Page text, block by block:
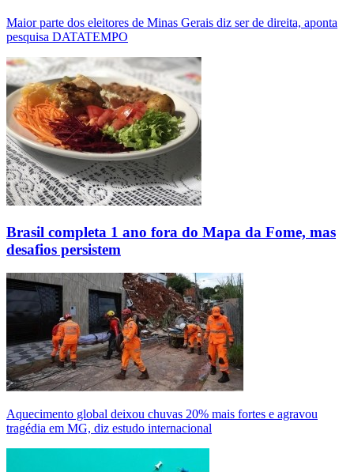
Maior parte dos eleitores de Minas Gerais diz ser de direita, aponta
pesquisa DATATEMPO
Brasil completa 1 ano fora do Mapa da Fome, mas
desafios persistem
Aquecimento global deixou chuvas 20% mais fortes e agravou
tragédia em MG, diz estudo internacional